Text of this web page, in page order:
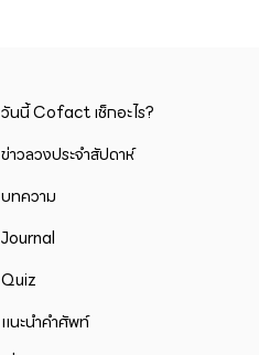
วันนี้ Cofact เช็กอะไร?
ข่าวลวงประจำสัปดาห์
บทความ
Journal
Quiz
แนะนำคำศัพท์